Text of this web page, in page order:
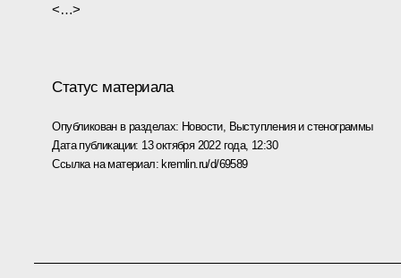
<…>
Статус материала
Опубликован в разделах: Новости, Выступления и стенограммы
Дата публикации: 13 октября 2022 года, 12:30
Ссылка на материал: kremlin.ru/d/69589